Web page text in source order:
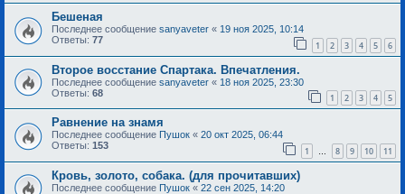
Бешеная
Последнее сообщение sanyaveter « 19 ноя 2025, 10:14
Ответы: 77 1 2 3 4 5 6
Второе восстание Спартака. Впечатления.
Последнее сообщение sanyaveter « 18 ноя 2025, 23:30
Ответы: 68 1 2 3 4 5
Равнение на знамя
Последнее сообщение Пушок « 20 окт 2025, 06:44
Ответы: 153 1 … 8 9 10 11
Кровь, золото, собака. (для прочитавших)
Последнее сообщение Пушок « 22 сен 2025, 14:20